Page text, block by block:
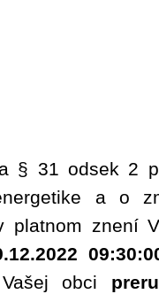
§ 31 odsek 2
a o
platnom znení
obci